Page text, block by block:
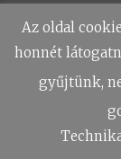
Az oldal
honnét
gyűjtünk,